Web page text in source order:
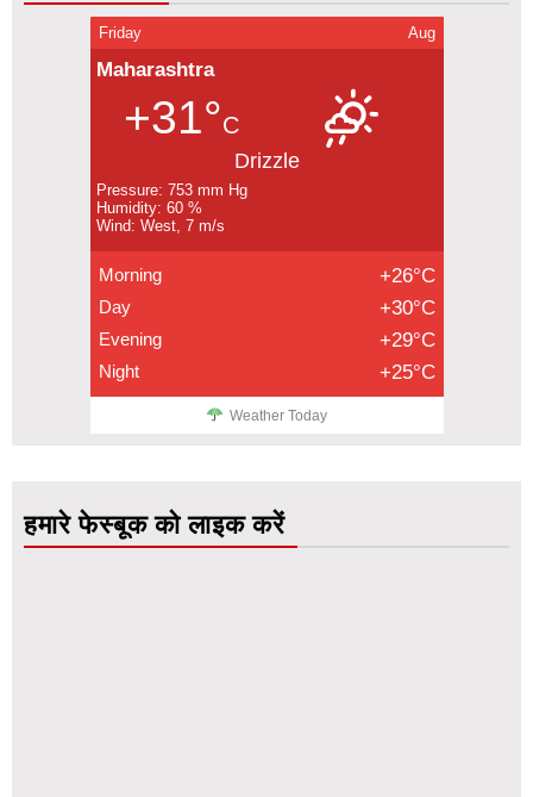
Friday Aug
Maharashtra
+31°C
Drizzle
Pressure: 753 mm Hg
Humidity: 60 %
Wind: West, 7 m/s
Morning +26°C
Day +30°C
Evening +29°C
Night +25°C
Weather Today
हमारे फेस्बूक को लाइक करें